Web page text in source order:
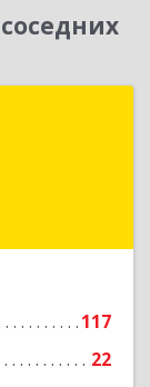
117
22
дом № 80,